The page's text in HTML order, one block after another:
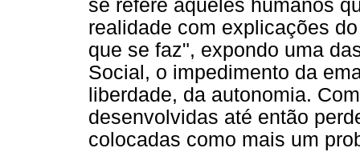
se refere àqueles humanos
realidade com explicações
que se faz", expondo uma
Social, o impedimento da
liberdade, da autonomia.
desenvolvidas até então
colocadas como mais um